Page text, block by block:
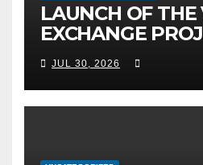
LAUNCH OF THE
EXCHANGE
MOTHER TERESA
UNIVERSITY IN
LEADS THE
INITIATIVE FOR
CITIZENSHIP
JUL 30, 2026